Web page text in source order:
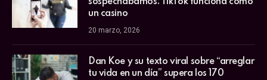
sospechábamos: TikTok funciona como
un casino
20 marzo, 2026
Dan Koe y su texto viral sobre “arreglar
tu vida en un día” supera los 170